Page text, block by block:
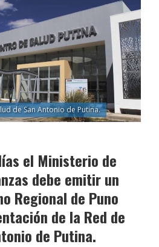
de San Antonio de Putina.
el Ministerio de
debe emitir un
Regional de Puno
de la Red de
de Putina.